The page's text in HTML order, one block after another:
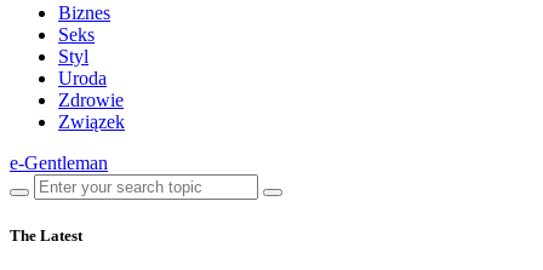
Biznes
Seks
Styl
Uroda
Zdrowie
Związek
e-Gentleman
The Latest